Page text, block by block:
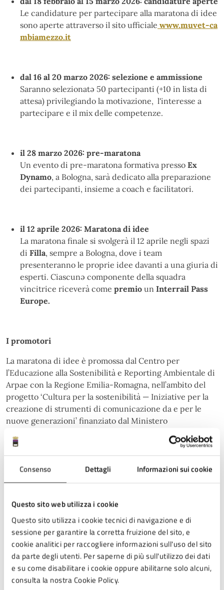
Consenso Dettagli Informazioni sui cookie
Questo sito web utilizza i cookie
Questo sito utilizza i cookie tecnici di navigazione e di
sessione per garantire la corretta fruizione del sito, e
cookie analitici per raccogliere informazioni sull'uso del sito
da parte degli utenti. Per saperne di più sull'utilizzo dei dati
e su come disabilitare i cookie oppure abilitarne solo alcuni,
consulta la nostra Cookie Policy.
Le candidature per partecipare alla maratona di idee
sono aperte attraverso il sito ufficiale www.muvet-ca
mbiamezzo.it
dal 16 al 20 marzo 2026: selezione e ammissione
Saranno selezionatə 50 partecipanti (+10 in lista di
attesa) privilegiando la motivazione, l'interesse a
partecipare e il mix delle competenze.
il 28 marzo 2026: pre-maratona
Un evento di pre-maratona formativa presso Ex
Dynamo, a Bologna, sarà dedicato alla preparazione
dei partecipanti, insieme a coach e facilitatori.
il 12 aprile 2026: Maratona di idee
La maratona finale si svolgerà il 12 aprile negli spazi
di Filla, sempre a Bologna, dove i team
presenteranno le proprie idee davanti a una giuria di
esperti. Ciascunə componente della squadra
vincitrice riceverà come premio un Interrail Pass
Europe.
I promotori
La maratona di idee è promossa dal Centro per
l’Educazione alla Sostenibilità e Reporting Ambientale di
Arpae con la Regione Emilia-Romagna, nell’ambito del
progetto ‘Cultura per la sostenibilità — Iniziative per la
creazione di strumenti di comunicazione da e per le
nuove generazioni’ finanziato dal Ministero
dell’Agenda 2030.
Il progetto è sviluppato e organizzato insieme al Ceas
AESS (Agenzia per l'Energia e lo Sviluppo Sostenibile di
Per approfondire:
Il sito web ufficiale dll’iniziativawww.muvet-cambia
mezzo.it
La pagina Instagram @muvet.cambiamezzo